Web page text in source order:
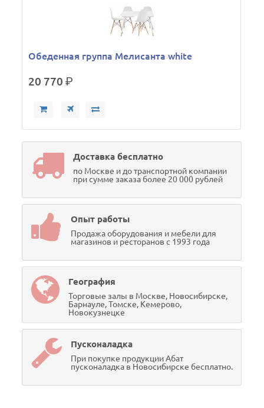
Обеденная группа Мелисанта white
20 770р.
Доставка бесплатно
по Москве и до транспортной компании
при сумме заказа более 20 000 рублей
Опыт работы
Продажа оборудования и мебели для
магазинов и ресторанов с 1993 года
География
Торговые залы в Москве, Новосибирске,
Барнауле, Томске, Кемерово,
Новокузнецке
Пусконаладка
При покупке продукции Абат
пусконаладка в Новосибирске бесплатно.